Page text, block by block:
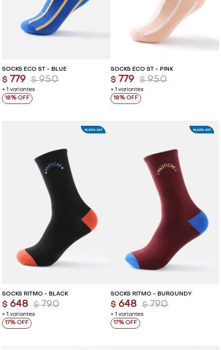
SOCKS ECO ST - BLUE
+ 1 variantes
$ 779 $ 950
18
SOCKS ECO ST - PINK
+ 1 variantes
$ 779 $ 950
18
SOCKS RITMO - BLACK
+ 1 variantes
$ 648 $ 790
17
SOCKS RITMO - BURGUNDY
+ 1 variantes
$ 648 $ 790
17